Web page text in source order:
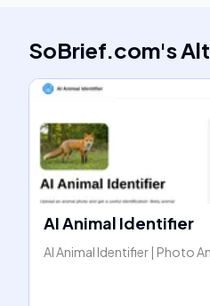
SoBrief.com's
AI Animal Identifier
AI Animal Identifier | Photo